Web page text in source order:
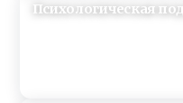
Психологическая